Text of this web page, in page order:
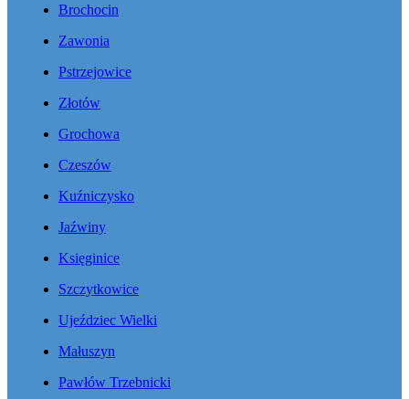
Brochocin
Zawonia
Pstrzejowice
Złotów
Grochowa
Czeszów
Kuźniczysko
Jaźwiny
Księginice
Szczytkowice
Ujeździec Wielki
Małuszyn
Pawłów Trzebnicki